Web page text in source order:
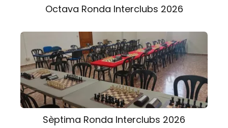
Octava Ronda Interclubs 2026
Sèptima Ronda Interclubs 2026